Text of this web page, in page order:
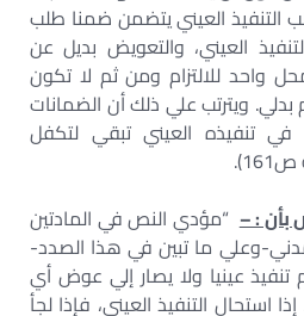
التنفيذ العيني يتضمن ضمنا طلب
العيني، والتعويض بديل عن
واحد للالتزام ومن ثم لا تكون
بدلي. ويترتب علي ذلك أن الضمانات
في تنفيذه العيني تبقي لتكفل
: –“مؤدي النص في المادتين
المدني-وعلي ما تبين في هذا الصدد-
تنفيذ عينيا ولا يصار إلي عوض أي
استحال التنفيذ العيني، فإذا لجأ